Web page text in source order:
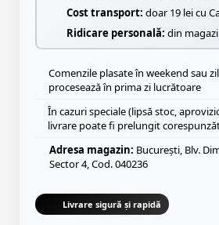
Cost transport: doar 19 lei cu
Ridicare personală: din
Comenzile plasate în weekend sau
procesează în prima zi lucrătoare
În cazuri speciale (lipsă stoc,
livrare poate fi prelungit
Adresa magazin: București, Blv.
Sector 4, Cod. 040236
Livrare sigură și rapidă